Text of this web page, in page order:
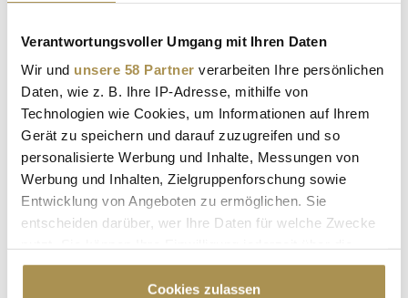
Verantwortungsvoller Umgang mit Ihren Daten
Wir und unsere 58 Partner verarbeiten Ihre persönlichen
Daten, wie z. B. Ihre IP-Adresse, mithilfe von
Technologien wie Cookies, um Informationen auf Ihrem
Gerät zu speichern und darauf zuzugreifen und so
personalisierte Werbung und Inhalte, Messungen von
Werbung und Inhalten, Zielgruppenforschung sowie
Entwicklung von Angeboten zu ermöglichen. Sie
entscheiden darüber, wer Ihre Daten für welche Zwecke
Cookie-Erklärung oder durch Klicken auf das Privacy
Trigger Symbol ändern oder widerrufen
Cookies zulassen
LEADERSNET.TV